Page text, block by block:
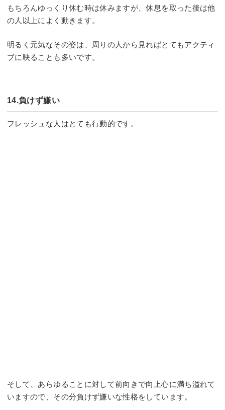
もちろんゆっくり休む時は休みますが、休息を取った後は他
の人以上によく動きます。
明るく元気なその姿は、周りの人から見ればとてもアクティ
ブに映ることも多いです。
14.負けず嫌い
フレッシュな人はとても行動的です。
そして、あらゆることに対して前向きで向上心に満ち溢れて
いますので、その分負けず嫌いな性格をしています。